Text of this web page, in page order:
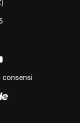
consensi